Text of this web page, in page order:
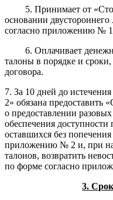
5. Принимает от
основании
согласно приложению №
6. Оплачивает
талоны в порядке и
договора.
7. За 10 дней до
2» обязана предоставить
о предоставлении
обеспечения доступности
оставшихся без
приложению № 2 и, при
талонов, возвратить
по форме согласно
3.